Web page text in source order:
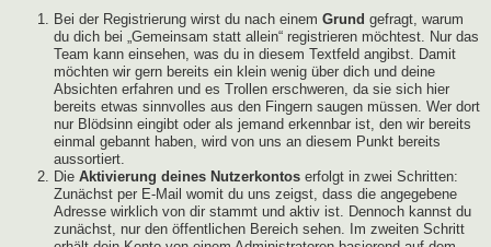
Bei der Registrierung wirst du nach einem Grund gefragt, warum
du dich bei „Gemeinsam statt allein“ registrieren möchtest. Nur das
Team kann einsehen, was du in diesem Textfeld angibst. Damit
möchten wir gern bereits ein klein wenig über dich und deine
Absichten erfahren und es Trollen erschweren, da sie sich hier
bereits etwas sinnvolles aus den Fingern saugen müssen. Wer dort
nur Blödsinn eingibt oder als jemand erkennbar ist, den wir bereits
einmal gebannt haben, wird von uns an diesem Punkt bereits
aussortiert.
Die Aktivierung deines Nutzerkontos erfolgt in zwei Schritten:
Zunächst per E-Mail womit du uns zeigst, dass die angegebene
Adresse wirklich von dir stammt und aktiv ist. Dennoch kannst du
zunächst, nur den öffentlichen Bereich sehen. Im zweiten Schritt